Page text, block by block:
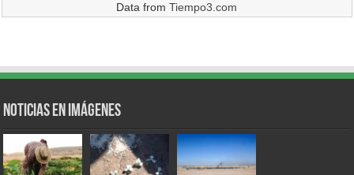
Data fromTiempo3.com
Noticias en Imágenes